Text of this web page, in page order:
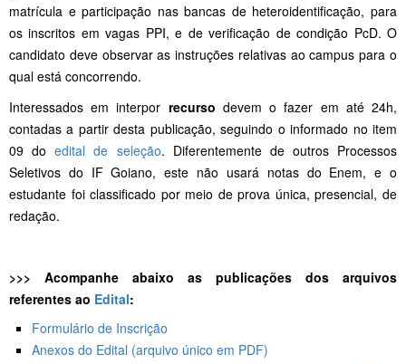
matrícula e participação nas bancas de heteroidentificação, para
os inscritos em vagas PPI, e de verificação de condição PcD. O
candidato deve observar as instruções relativas ao campus para o
qual está concorrendo.
Interessados em interpor recurso devem o fazer em até 24h,
contadas a partir desta publicação, seguindo o informado no item
09 doedital de seleção. Diferentemente de outros Processos
Seletivos do IF Goiano, este não usará notas do Enem, e o
estudante foi classificado por meio de prova única, presencial, de
redação.
>>> Acompanhe abaixo as publicações dos arquivos
referentes ao Edital:
Formulário de Inscrição
Anexos do Edital (arquivo único em PDF)